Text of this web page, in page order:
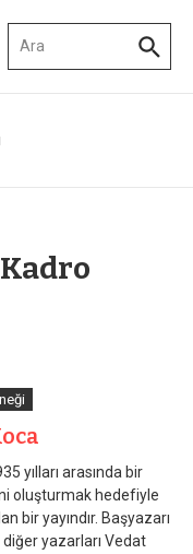
yılları arasında bir
oluşturmak hedefiyle
bir yayındır. Başyazarı
yazarları Vedat